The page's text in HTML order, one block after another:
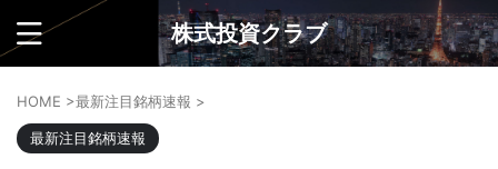
株式投資クラブ
HOME >最新注目銘柄速報 >
最新注目銘柄速報